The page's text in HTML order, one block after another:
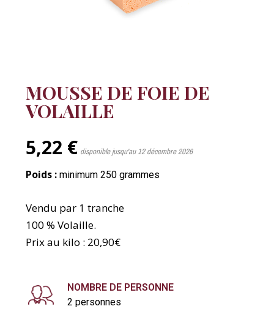
MOUSSE DE FOIE DE
VOLAILLE
5,22 € disponible jusqu'au 12 décembre 2026
Poids : minimum 250 grammes
Vendu par 1 tranche
100 % Volaille.
Prix au kilo : 20,90€
NOMBRE DE PERSONNE
2 personnes